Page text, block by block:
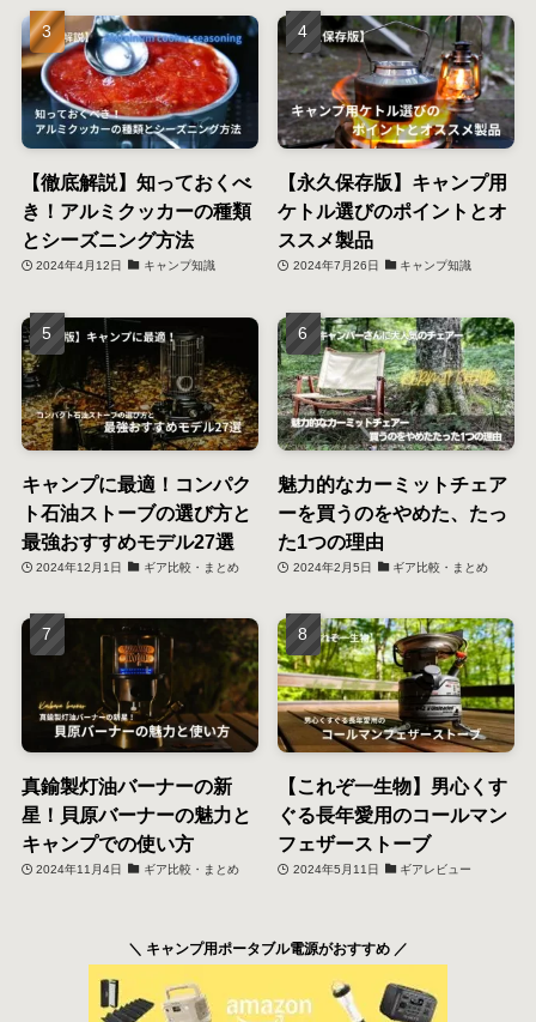
【徹底解説】知っておくべ
き！アルミクッカーの種類
とシーズニング方法
2024年4月12日 キャンプ知識
【永久保存版】キャンプ用
ケトル選びのポイントとオ
ススメ製品
2024年7月26日 キャンプ知識
キャンプに最適！コンパク
ト石油ストーブの選び方と
最強おすすめモデル27選
2024年12月1日 ギア比較・まとめ
魅力的なカーミットチェア
ーを買うのをやめた、たっ
た1つの理由
2024年2月5日 ギア比較・まとめ
真鍮製灯油バーナーの新
星！貝原バーナーの魅力と
キャンプでの使い方
2024年11月4日 ギア比較・まとめ
【これぞ一生物】男心くす
ぐる長年愛用のコールマン
フェザーストーブ
2024年5月11日 ギアレビュー
＼ キャンプ用ポータブル電源がおすすめ ／